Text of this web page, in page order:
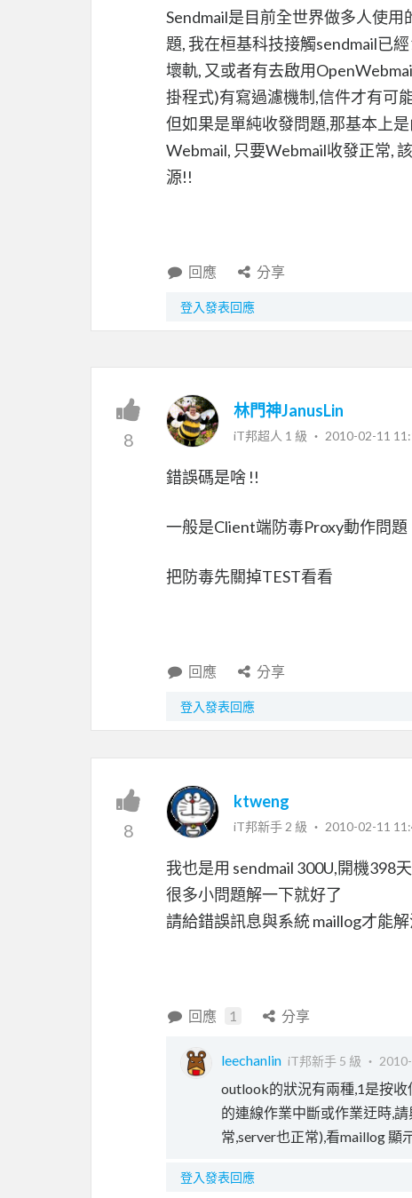
Sendmail是目前全世界做多人使
題, 我在桓基科技接觸sendmail已
壞軌, 又或者有去啟用
掛程式)有寫過濾機制,信件才有可
但如果是單純收發問題,那基本上
Webmail, 只要Webmail收發正常,
源!!
回應 分享
登入發表回應
8
林門神JanusLin
iT邦超人 1 級 ‧ 2010-02-11
錯誤碼是啥 !!
一般是Client端防毒Proxy動作問題
把防毒先關掉TEST看看
回應 分享
登入發表回應
8
ktweng
iT邦新手 2 級 ‧ 2010-02-11
我也是用 sendmail 300U,開機398
很多小問題解一下就好了
請給錯誤訊息與系統 maillog才能
回應 1 分享
leechanlin iT邦新手 5 級 ‧
outlook的狀況有兩種,1是按
的連線作業中斷或作業迂時,
常,server也正常),看maillog 顯
登入發表回應